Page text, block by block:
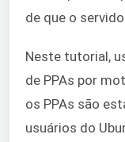
de que o
Neste tutorial,
de PPAs por
os PPAs são
usuários do